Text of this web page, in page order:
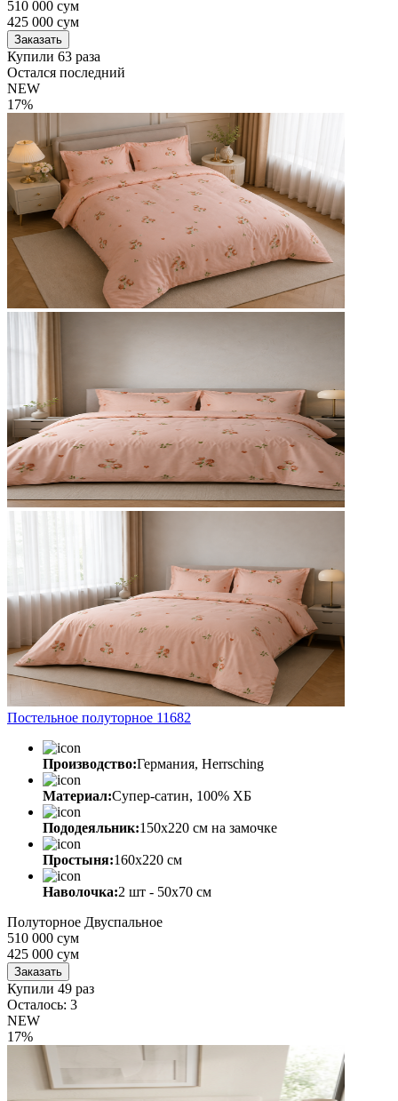
510 000 сум
425 000 сум
Заказать
Купили 63 раза
Остался последний
NEW
17%
Постельное полуторное 11682
Производство:Германия, Herrsching
Материал:Супер-сатин, 100% ХБ
Пододеяльник:150х220 см на замочке
Простыня:160х220 см
Наволочка:2 шт - 50x70 см
Полуторное Двуспальное
510 000 сум
425 000 сум
Заказать
Купили 49 раз
Осталось: 3
NEW
17%